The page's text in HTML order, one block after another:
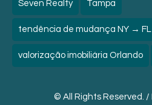
Seven Realty Tampa
tendência de mudança NY → FL
valorização imobiliária Orlando
© All Rights Reserved. /